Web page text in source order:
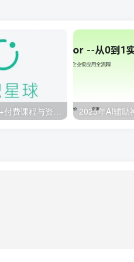
知识星球：300+付费课程与资料合集